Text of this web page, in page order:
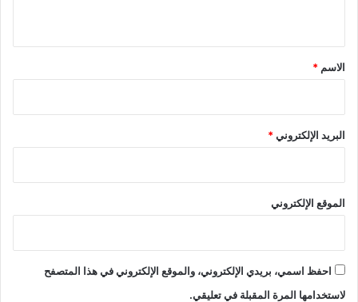
*
الاسم *
البريد الإلكتروني*
الموقع الإلكتروني
احفظ اسمي، بريدي الإلكتروني، والموقع الإلكتروني في هذا المتصفح
لاستخدامها المرة المقبلة في تعليقي.